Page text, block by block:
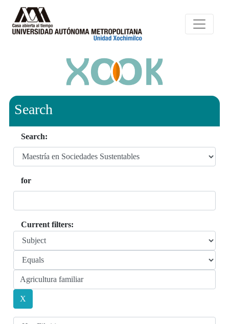
Search
Search:
for
Current filters: